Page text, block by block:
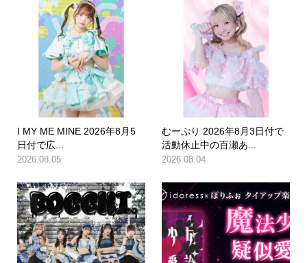
I MY ME MINE 2026年8月5
日付で広...
2026.08.05
むーぷり 2026年8月3日付で
活動休止中の百瀬あ...
2026.08.04